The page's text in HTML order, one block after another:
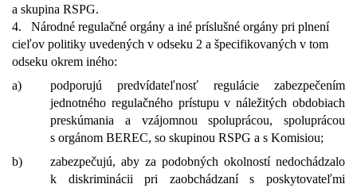
a skupina RSPG.
4.
Národné regulačné orgány a iné príslušné orgány pri plnení
cieľov politiky uvedených v odseku 2 a špecifikovaných v tom
odseku okrem iného:
a)
podporujú predvídateľnosť regulácie zabezpečením
jednotného regulačného prístupu v náležitých obdobiach
preskúmania a vzájomnou spoluprácou, spoluprácou
s orgánom BEREC, so skupinou RSPG a s Komisiou;
b)
zabezpečujú, aby za podobných okolností nedochádzalo
k diskriminácii pri zaobchádzaní s poskytovateľmi